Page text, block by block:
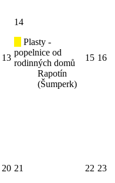
13
14
Plasty -
popelnice od
rodinných domů
Rapotín
(Šumperk)
15 16
20 21 22 23